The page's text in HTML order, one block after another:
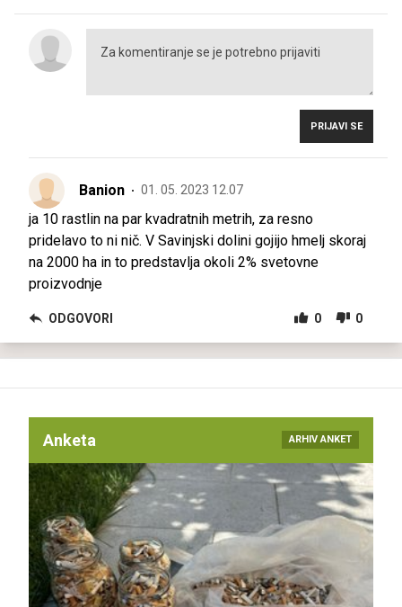
PRIJAVI SE
Banion 01. 05. 2023 12.07
ja 10 rastlin na par kvadratnih metrih, za resno
pridelavo to ni nič. V Savinjski dolini gojijo hmelj skoraj
na 2000 ha in to predstavlja okoli 2% svetovne
proizvodnje
ODGOVORI 0 0
Anketa ARHIV ANKET